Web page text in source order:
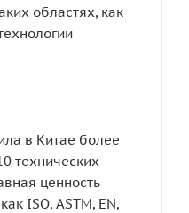
областях, как
в Китае более
технических
ценность
ISO, ASTM, EN,